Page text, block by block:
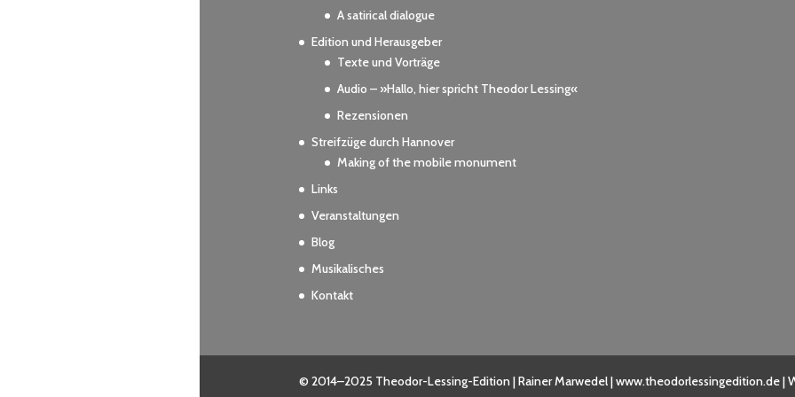
A satirical dialogue
Edition und Herausgeber
Texte und Vorträge
Audio – »Hallo, hier spricht Theodor Lessing«
Rezensionen
Streifzüge durch Hannover
Making of the mobile monument
Links
Veranstaltungen
Blog
Musikalisches
Kontakt
© 2014–2025 Theodor-Lessing-Edition | Rainer Marwedel | www.theodorlessingedition.de |